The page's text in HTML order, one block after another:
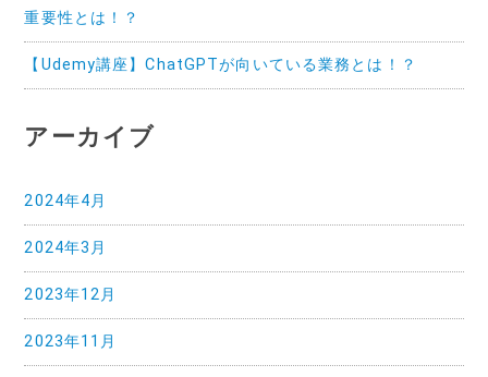
重要性とは！？
【Udemy講座】ChatGPTが向いている業務とは！？
アーカイブ
2024年4月
2024年3月
2023年12月
2023年11月